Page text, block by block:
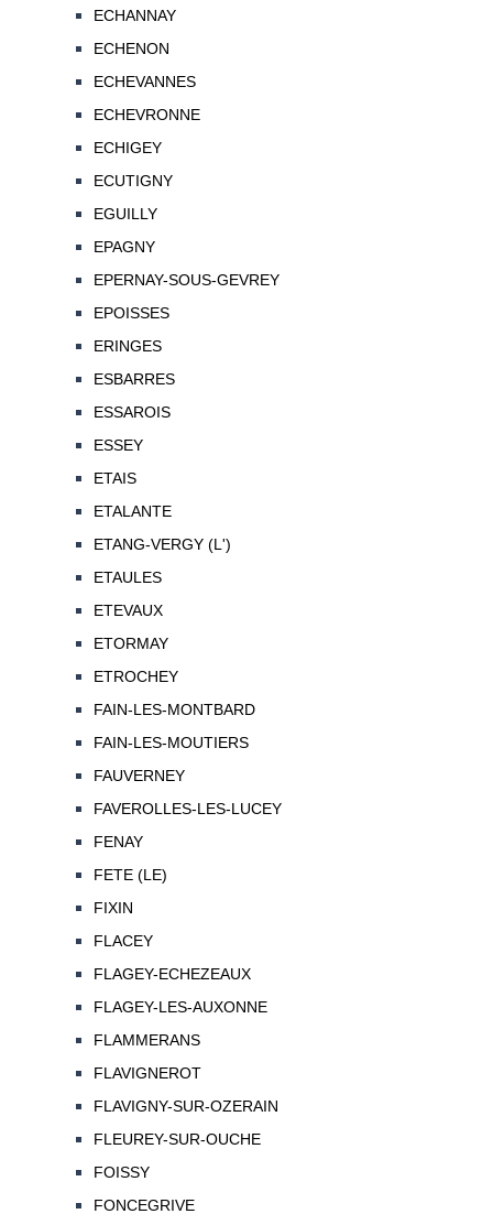
ECHANNAY
ECHENON
ECHEVANNES
ECHEVRONNE
ECHIGEY
ECUTIGNY
EGUILLY
EPAGNY
EPERNAY-SOUS-GEVREY
EPOISSES
ERINGES
ESBARRES
ESSAROIS
ESSEY
ETAIS
ETALANTE
ETANG-VERGY (L')
ETAULES
ETEVAUX
ETORMAY
ETROCHEY
FAIN-LES-MONTBARD
FAIN-LES-MOUTIERS
FAUVERNEY
FAVEROLLES-LES-LUCEY
FENAY
FETE (LE)
FIXIN
FLACEY
FLAGEY-ECHEZEAUX
FLAGEY-LES-AUXONNE
FLAMMERANS
FLAVIGNEROT
FLAVIGNY-SUR-OZERAIN
FLEUREY-SUR-OUCHE
FOISSY
FONCEGRIVE